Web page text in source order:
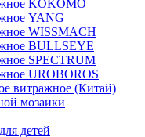
KOKOMO
YANG
WISSMACH
BULLSEYE
SPECTRUM
UROBOROS
витражное (Китай)
мозаики
детей